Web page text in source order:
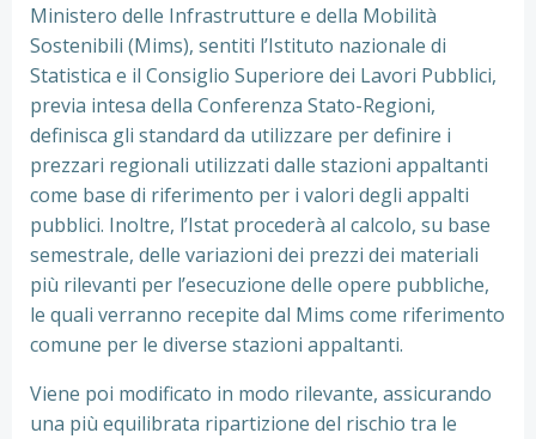
Ministero delle Infrastrutture e della Mobilità
Sostenibili (Mims), sentiti l’Istituto nazionale di
Statistica e il Consiglio Superiore dei Lavori Pubblici,
previa intesa della Conferenza Stato-Regioni,
definisca gli standard da utilizzare per definire i
prezzari regionali utilizzati dalle stazioni appaltanti
come base di riferimento per i valori degli appalti
pubblici. Inoltre, l’Istat procederà al calcolo, su base
semestrale, delle variazioni dei prezzi dei materiali
più rilevanti per l’esecuzione delle opere pubbliche,
le quali verranno recepite dal Mims come riferimento
comune per le diverse stazioni appaltanti.
Viene poi modificato in modo rilevante, assicurando
una più equilibrata ripartizione del rischio tra le